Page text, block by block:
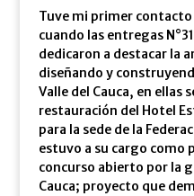
Tuve mi primer contacto
cuando las entregas
dedicaron a destacar la
diseñando y
Valle del Cauca, en ellas
restauración del Hotel
para la sede de la
estuvo a su cargo como
concurso abierto por la
Cauca; proyecto que